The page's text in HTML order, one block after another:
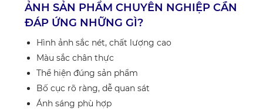
ẢNH SẢN PHẨM CHUYÊN NGHIỆP CẦN
ĐÁP ỨNG NHỮNG GÌ?
Hình ảnh sắc nét, chất lượng cao
Màu sắc chân thực
Thể hiện đúng sản phẩm
Bố cục rõ ràng, dễ quan sát
Ánh sáng phù hợp